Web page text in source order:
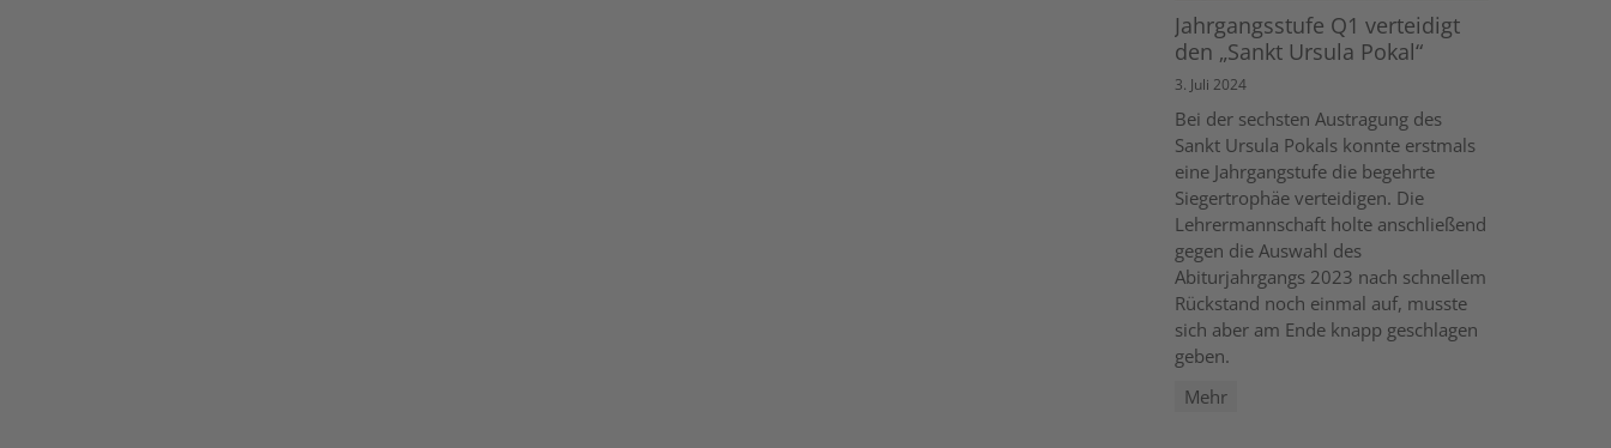
Jahrgangsstufe Q1 verteidigt
den „Sankt Ursula Pokal“
3. Juli 2024
Bei der sechsten Austragung des
Sankt Ursula Pokals konnte erstmals
eine Jahrgangstufe die begehrte
Siegertrophäe verteidigen. Die
Lehrermannschaft holte anschließend
gegen die Auswahl des
Abiturjahrgangs 2023 nach schnellem
Rückstand noch einmal auf, musste
sich aber am Ende knapp geschlagen
geben.
Mehr